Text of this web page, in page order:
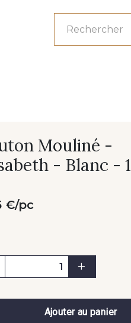
Mouliné -
- Blanc -
€/pc
Ajouter au panier